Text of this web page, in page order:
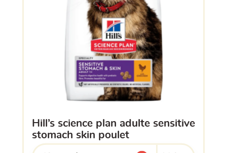
hill’s science plan adulte sensitive
stomach skin poulet